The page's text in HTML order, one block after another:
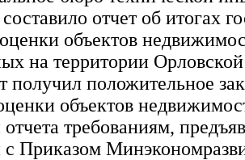
отчет об итогах
объектов
на территории Орловской
получил положительное
объектов
отчета требованиям,
с Приказом